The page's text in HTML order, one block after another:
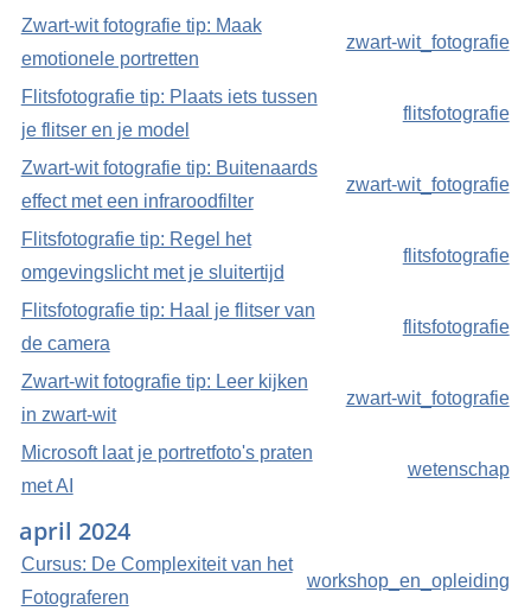
Zwart-wit fotografie tip: Maak
emotionele portretten
zwart-wit_fotografie
Flitsfotografie tip: Plaats iets tussen
je flitser en je model
flitsfotografie
Zwart-wit fotografie tip: Buitenaards
effect met een infraroodfilter
zwart-wit_fotografie
Flitsfotografie tip: Regel het
omgevingslicht met je sluitertijd
flitsfotografie
Flitsfotografie tip: Haal je flitser van
de camera
flitsfotografie
Zwart-wit fotografie tip: Leer kijken
in zwart-wit
zwart-wit_fotografie
Microsoft laat je portretfoto's praten
met AI
wetenschap
april 2024
Cursus: De Complexiteit van het
Fotograferen
workshop_en_opleiding